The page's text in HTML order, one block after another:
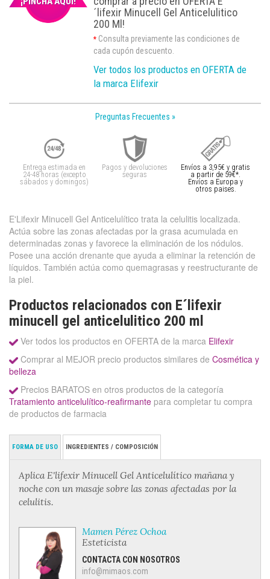
´lifexir Minucell Gel Anticelulitico
200 Ml!
* Consulta previamente las condiciones de
cada cupón descuento.
Ver todos los productos en OFERTA de
la marca Elifexir
Preguntas Frecuentes »
Entrega estimada en
24-48 horas (excepto
sábados y domingos)
Pagos y devoluciones
seguras
Envíos a 3,95€ y gratis
a partir de 59€*.
Envíos a Europa y
otros paises.
E'Lifexir Minucell Gel Anticelulítico trata la celulitis localizada.
Actúa sobre las zonas afectadas por la grasa acumulada en
determinadas zonas y favorece la eliminación de los nódulos.
Posee una acción drenante que ayuda a eliminar la retención de
líquidos. También actúa como quemagrasas y reestructurante de
la piel.
Productos relacionados con E´lifexir
minucell gel anticelulitico 200 ml
Ver todos los productos en OFERTA de la marca Elifexir
Comprar al MEJOR precio productos similares de Cosmética y
belleza
Precios BARATOS en otros productos de la categoría
Tratamiento anticelulítico-reafirmante para completar tu compra
de productos de farmacia
FORMA DE USO INGREDIENTES / COMPOSICIÓN
Aplica E'lifexir Minucell Gel Anticelulítico mañana y
noche con un masaje sobre las zonas afectadas por la
celulitis.
Mamen Pérez Ochoa
Esteticista
CONTACTA CON NOSOTROS
info@mimaos.com